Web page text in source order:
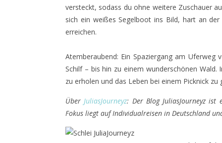
versteckt, sodass du ohne weitere Zuschauer
sich ein weißes Segelboot ins Bild, hart an
erreichen.
Atemberaubend: Ein Spaziergang am
Schilf – bis hin zu einem wunderschönen
zu erholen und das Leben bei einem Picknick zu
ÜberJuliasJourneyz: Der Blog JuliasJourneyz
Fokus liegt auf Individualreisen in Deutschland